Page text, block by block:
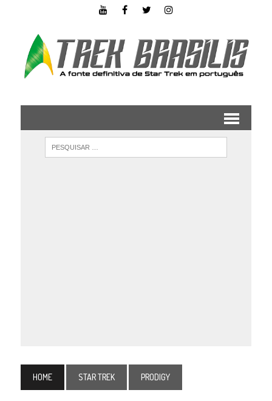
HOME STAR TREK PRODIGY